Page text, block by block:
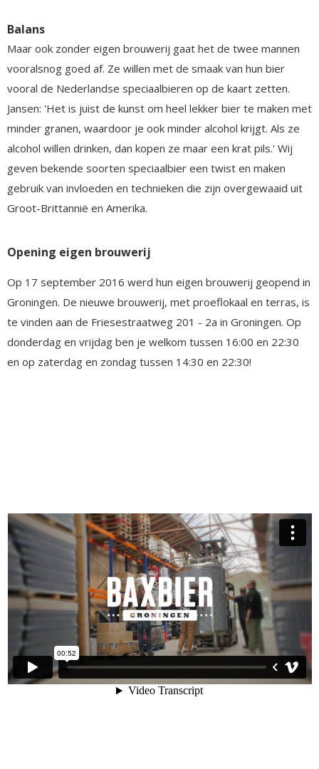
Balans
Maar ook zonder eigen brouwerij gaat het de twee mannen
vooralsnog goed af. Ze willen met de smaak van hun bier
vooral de Nederlandse speciaalbieren op de kaart zetten.
Jansen: 'Het is juist de kunst om heel lekker bier te maken met
minder granen, waardoor je ook minder alcohol krijgt. Als ze
alcohol willen drinken, dan kopen ze maar een krat pils.' Wij
geven bekende soorten speciaalbier een twist en maken
gebruik van invloeden en technieken die zijn overgewaaid uit
Groot-Brittannië en Amerika.
Opening eigen brouwerij
Op 17 september 2016 werd hun eigen brouwerij geopend in
Groningen. De nieuwe brouwerij, met proeflokaal en terras, is
te vinden aan de Friesestraatweg 201 - 2a in Groningen. Op
donderdag en vrijdag ben je welkom tussen 16:00 en 22:30
en op zaterdag en zondag tussen 14:30 en 22:30!